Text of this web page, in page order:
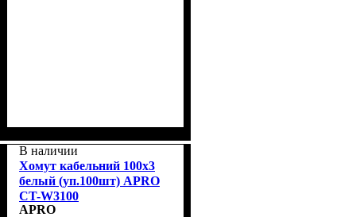
В наличии
Хомут кабельний 100x3
белый (уп.100шт) APRO
CT-W3100
APRO